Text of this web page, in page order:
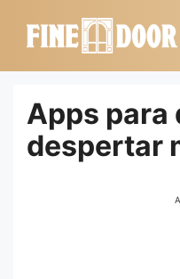
Apps para
despertar